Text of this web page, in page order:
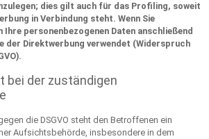
dies gilt auch für das Profiling, soweit
in Verbindung steht. Wenn Sie
personenbezogenen Daten anschließend
der Direktwerbung verwendet (Widerspruch
bei der zuständigen
die DSGVO steht den Betroffenen ein
Aufsichtsbehörde, insbesondere in dem